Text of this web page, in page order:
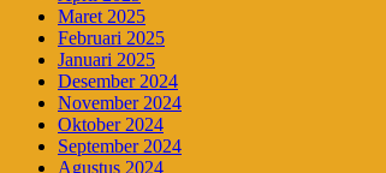
Maret 2025
Februari 2025
Januari 2025
Desember 2024
November 2024
Oktober 2024
September 2024
Agustus 2024